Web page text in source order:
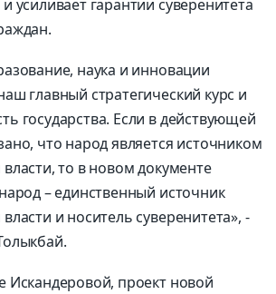
усиливает гарантии суверенитета
наука и инновации
главный стратегический курс и
государства. Если в действующей
что народ является источником
власти, то в новом документе
– единственный источник
и носитель суверенитета», -
Искандеровой, проект новой